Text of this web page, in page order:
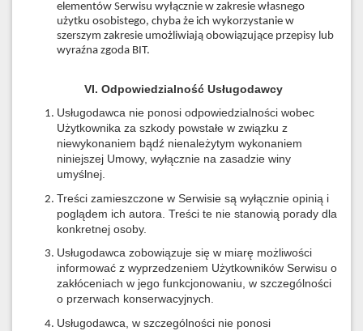
elementów Serwisu wyłącznie w zakresie własnego
użytku osobistego, chyba że ich wykorzystanie w
szerszym zakresie umożliwiają obowiązujące przepisy lub
wyraźna zgoda BIT.
VI. Odpowiedzialność Usługodawcy
Usługodawca nie ponosi odpowiedzialności wobec
Użytkownika za szkody powstałe w związku z
niewykonaniem bądź nienależytym wykonaniem
niniejszej Umowy, wyłącznie na zasadzie winy
umyślnej.
Treści zamieszczone w Serwisie są wyłącznie opinią i
poglądem ich autora. Treści te nie stanowią porady dla
konkretnej osoby.
Usługodawca zobowiązuje się w miarę możliwości
informować z wyprzedzeniem Użytkowników Serwisu o
zakłóceniach w jego funkcjonowaniu, w szczególności
o przerwach konserwacyjnych.
Usługodawca, w szczególności nie ponosi